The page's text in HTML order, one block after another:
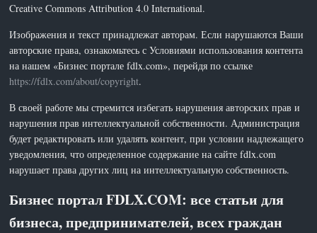
Creative Commons Attribution 4.0 International.
Изображения и текст принадлежат авторам. Если нарушаются Ваши
авторские права, ознакомьтесь с Условиями использования контента
на нашем «Бизнес портале fdlx.com», перейдя по ссылке
https://fdlx.com/about/copyright.
В своей работе мы стремится избегать нарушения авторских прав и
нарушения прав интеллектуальной собственности. Администрация
будет редактировать или удалять контент, при условии надлежащего
уведомления, что определенное содержание на сайте fdlx.com
нарушает права других лиц на интеллектуальную собственность.
Бизнес портал FDLX.COM: все статьи для
бизнеса, предпринимателей, всех граждан